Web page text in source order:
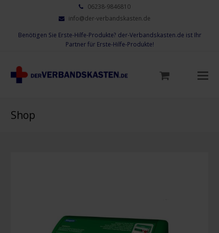
06238-9846810
info@der-verbandskasten.de
Benötigen Sie Erste-Hilfe-Produkte? der-Verbandskasten.de ist Ihr
Partner für Erste-Hilfe-Produkte!
Shop